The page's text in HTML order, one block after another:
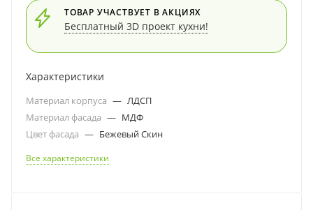
ТОВАР УЧАСТВУЕТ В АКЦИЯХ
Бесплатный 3D проект кухни!
Характеристики
Материал корпуса — ЛДСП
Материал фасада — МДФ
Цвет фасада — Бежевый Скин
Все характеристики